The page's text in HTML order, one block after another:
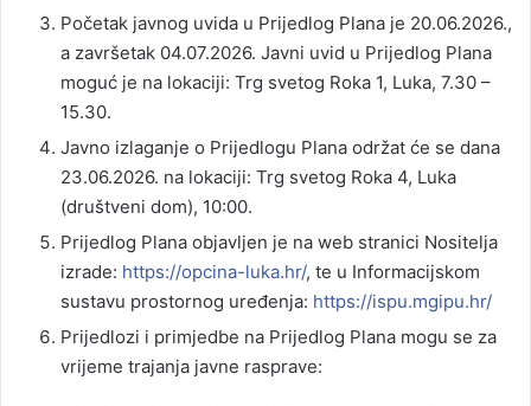
Početak javnog uvida u Prijedlog Plana je 20.06.2026.,
a završetak 04.07.2026. Javni uvid u Prijedlog Plana
moguć je na lokaciji: Trg svetog Roka 1, Luka, 7.30 –
15.30.
Javno izlaganje o Prijedlogu Plana održat će se dana
23.06.2026. na lokaciji: Trg svetog Roka 4, Luka
(društveni dom), 10:00.
Prijedlog Plana objavljen je na web stranici Nositelja
izrade: https://opcina-luka.hr/, te u Informacijskom
sustavu prostornog uređenja: https://ispu.mgipu.hr/
Prijedlozi i primjedbe na Prijedlog Plana mogu se za
vrijeme trajanja javne rasprave: